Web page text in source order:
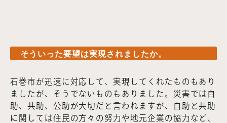
そういった要望は実現されましたか。
石巻市が迅速に対応して、実現してくれたものもあり
ましたが、そうでないものもありました。災害では自
助、共助、公助が大切だと言われますが、自助と共助
に関しては住民の方々の努力や地元企業の協力など、